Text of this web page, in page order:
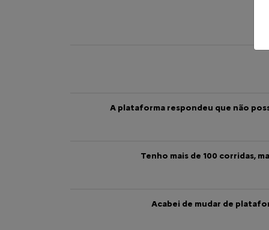
A plataforma respondeu que não
Tenho mais de 100 corridas,
Acabei de mudar de